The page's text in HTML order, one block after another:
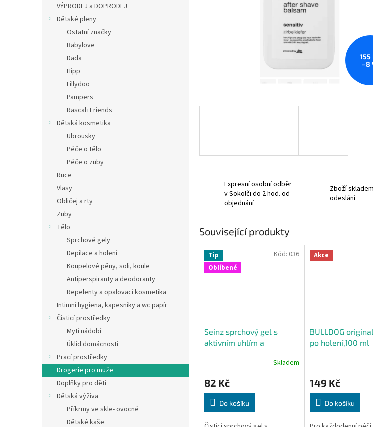
VÝPRODEJ a DOPRODEJ
Dětské pleny
Ostatní značky
Babylove
Dada
Hipp
Lillydoo
Pampers
Rascal+Friends
Dětská kosmetika
Ubrousky
Péče o tělo
Péče o zuby
Ruce
Vlasy
Obličej a rty
Zuby
Tělo
Sprchové gely
Depilace a holení
Koupelové pěny, soli, koule
Antiperspiranty a deodoranty
Repelenty a opalovací kosmetika
Intimní hygiena, kapesníky a wc papír
Čisticí prostředky
Mytí nádobí
Úklid domácnosti
Prací prostředky
Drogerie pro muže
Doplňky pro děti
Dětská výživa
Příkrmy ve skle- ovocné
Dětské kaše
155
–8
Expresní osobní odběr
v Sokolči do 2 hod. od
objednání
Zboží
odeslání
Související produkty
Tip
Oblíbené
Seinz sprchový gel s
aktivním uhlím a
Skladem
82 Kč
Do košíku
Kód: 036 Akce
BULLDOG
po holení,100 ml
149 Kč
Do košíku